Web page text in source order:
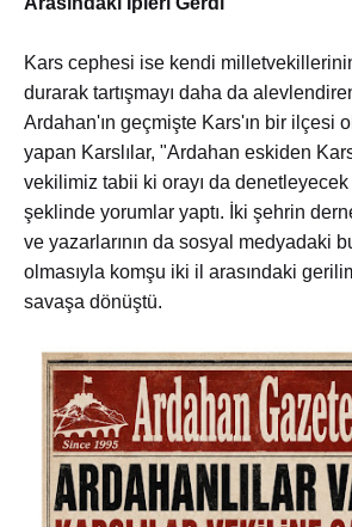
Kars cephesi ise kendi
durarak tartışmayı daha da
Ardahan'ın geçmişte Kars'ın bir ilçesi
yapan Karslılar, "Ardahan eskiden
vekilimiz tabii ki orayı da
şeklinde yorumlar yaptı. İki şehrin
ve yazarlarının da sosyal medyadaki
olmasıyla komşu iki il arasındaki
savaşa dönüştü.